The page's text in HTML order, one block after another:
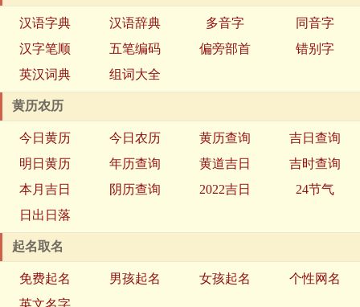
汉语字典 汉语辞典 多音字
同音字
汉字笔顺
五笔编码 偏旁部首
错别字
英汉词典
组词大全
黄历农历
今日黄历 今日农历 黄历查询
吉日查询
明日黄历
年历查询 黄道吉日
吉时查询
本月吉日
阴历查询 2022吉日
24节气
日出日落
起名取名
免费起名 男孩起名 女孩起名
个性网名
英文名字